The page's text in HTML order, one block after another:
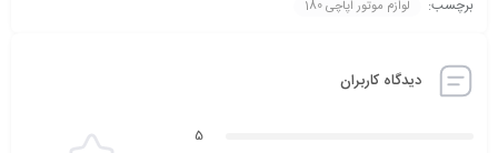
برچسب: لوازم موتور اپاچی 180
دیدگاه کاربران
5